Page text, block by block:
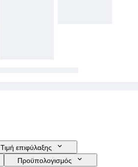
Τιμή επιφύλαξης
Προϋπολογισμός